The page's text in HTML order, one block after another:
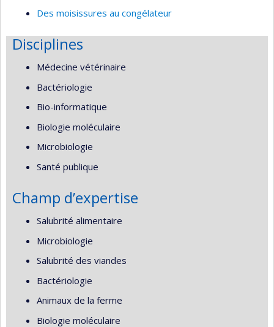
Des moisissures au congélateur
Disciplines
Médecine vétérinaire
Bactériologie
Bio-informatique
Biologie moléculaire
Microbiologie
Santé publique
Champ d’expertise
Salubrité alimentaire
Microbiologie
Salubrité des viandes
Bactériologie
Animaux de la ferme
Biologie moléculaire